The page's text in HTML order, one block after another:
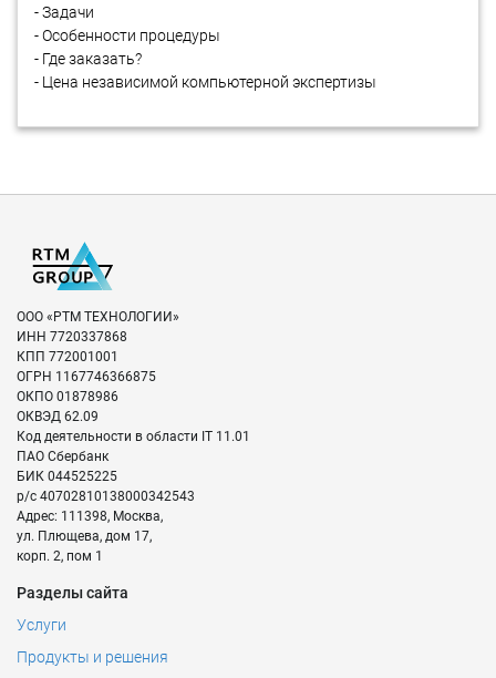
- Задачи
- Особенности процедуры
- Где заказать?
- Цена независимой компьютерной экспертизы
ООО «РТМ ТЕХНОЛОГИИ»
ИНН 7720337868
КПП 772001001
ОГРН 1167746366875
ОКПО 01878986
ОКВЭД 62.09
Код деятельности в области IT 11.01
ПАО Сбербанк
БИК 044525225
р/с 40702810138000342543
Адрес: 111398, Москва,
ул. Плющева, дом 17,
корп. 2, пом 1
Разделы сайта
Услуги
Продукты и решения